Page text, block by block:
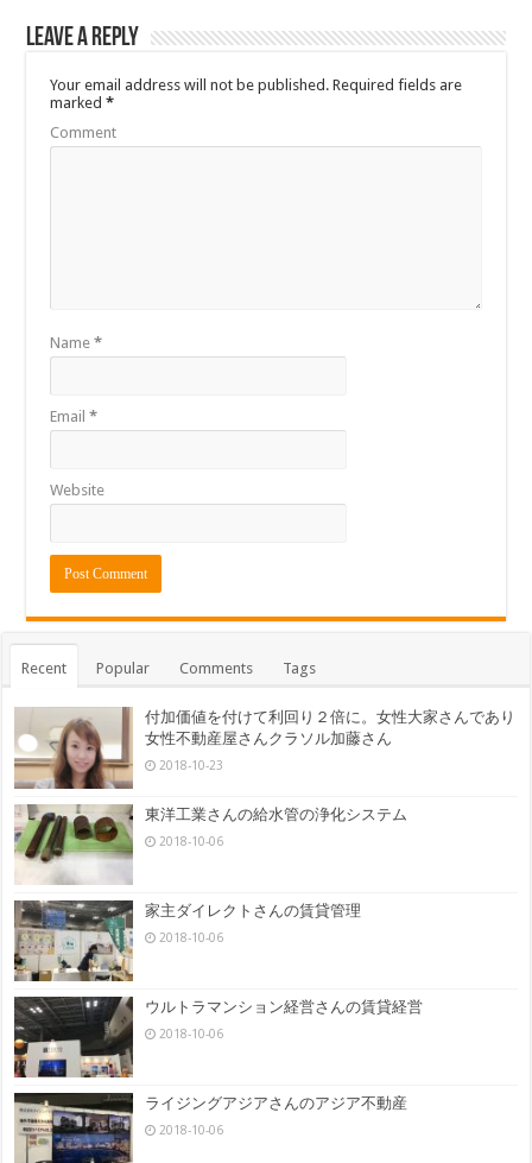
Leave a Reply
Your email address will not be published. Required fields are
marked*
Comment
Name*
Email*
Website
Recent Popular Comments Tags
付加価値を付けて利回り２倍に。女性大家さんであり
女性不動産屋さんクラソル加藤さん
2018-10-23
東洋工業さんの給水管の浄化システム
2018-10-06
家主ダイレクトさんの賃貸管理
2018-10-06
ウルトラマンション経営さんの賃貸経営
2018-10-06
ライジングアジアさんのアジア不動産
2018-10-06